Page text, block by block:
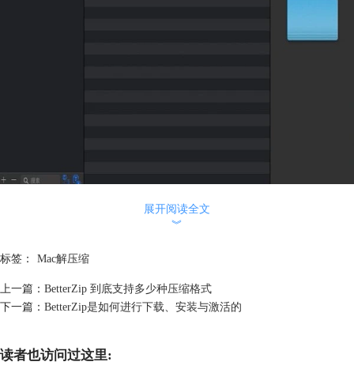
图1：选中文件点击解压
对解压有特殊要求的小伙伴们可以点击该按钮后面的下拉箭头，选择自己
展开阅读全文
︾
标签： Mac解压缩
上一篇： BetterZip 到底支持多少种压缩格式
下一篇： BetterZip是如何进行下载、安装与激活的
读者也访问过这里: